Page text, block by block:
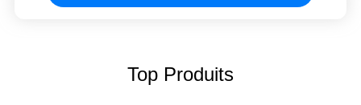
Top Produits